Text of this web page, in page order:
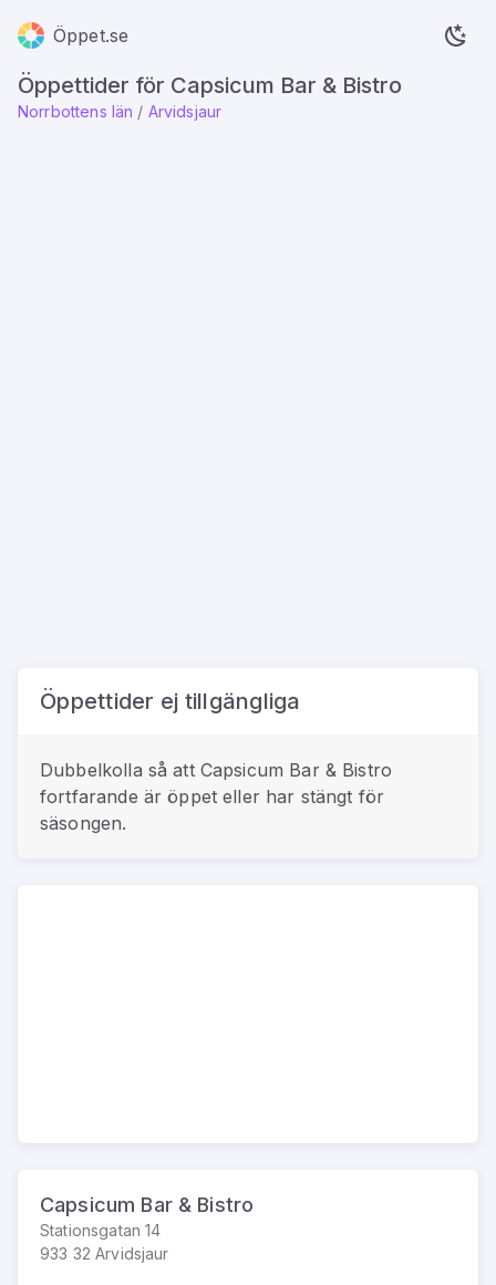
Öppet.se
Öppettider för Capsicum Bar & Bistro
Norrbottens län / Arvidsjaur
Öppettider ej tillgängliga
Dubbelkolla så att Capsicum Bar & Bistro
fortfarande är öppet eller har stängt för
säsongen.
Capsicum Bar & Bistro
Stationsgatan 14
933 32 Arvidsjaur